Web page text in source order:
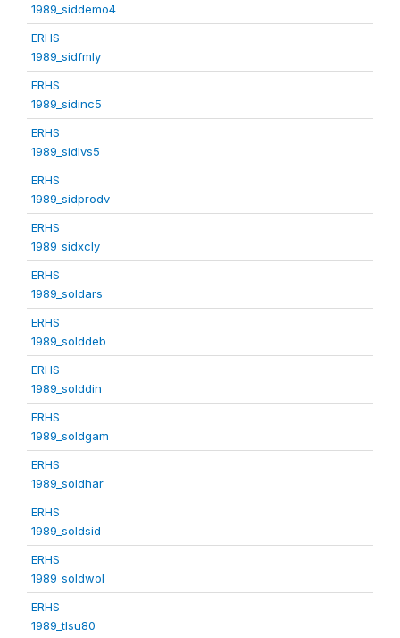
1989_siddemo4
ERHS
1989_sidfmly
ERHS
1989_sidinc5
ERHS
1989_sidlvs5
ERHS
1989_sidprodv
ERHS
1989_sidxcly
ERHS
1989_soldars
ERHS
1989_solddeb
ERHS
1989_solddin
ERHS
1989_soldgam
ERHS
1989_soldhar
ERHS
1989_soldsid
ERHS
1989_soldwol
ERHS
1989_tlsu80